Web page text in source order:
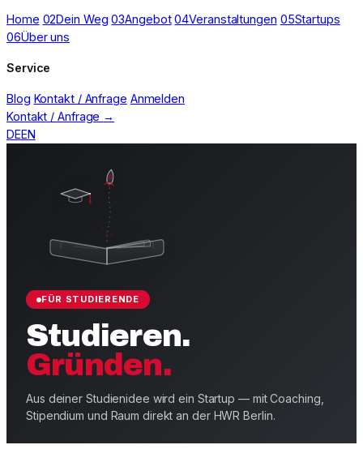
Home 02Dein Weg 03Angebot 04Veranstaltungen 05Startups
06Über uns
Service
Blog Kontakt / Anfrage Anmelden
Kontakt / Anfrage →
DEEN
FÜR STUDIERENDE
Studieren.
Gründen.
Aus deiner Studienidee wird ein Startup — mit Coaching,
Stipendium und Raum direkt an der HWR Berlin.